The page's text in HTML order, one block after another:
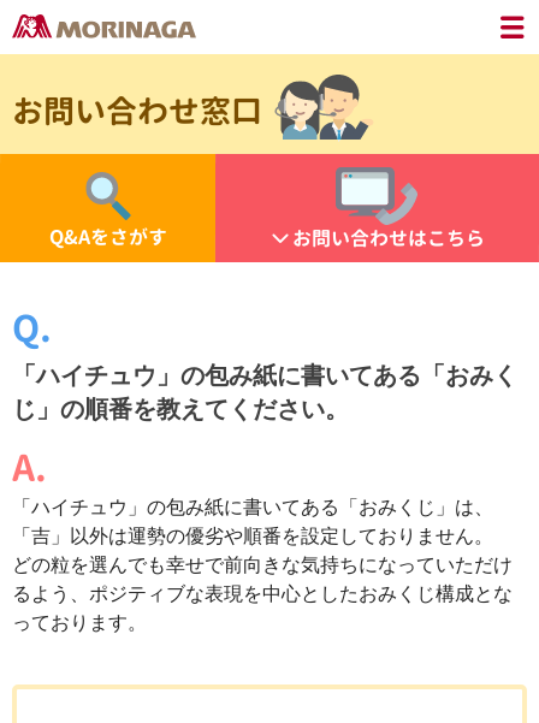
お問い合わせ窓口
Q&Aをさがす お問い合わせはこちら
「ハイチュウ」の包み紙に書いてある「おみく
じ」の順番を教えてください。
「ハイチュウ」の包み紙に書いてある「おみくじ」は、
「吉」以外は運勢の優劣や順番を設定しておりません。
どの粒を選んでも幸せで前向きな気持ちになっていただけ
るよう、ポジティブな表現を中心としたおみくじ構成とな
っております。